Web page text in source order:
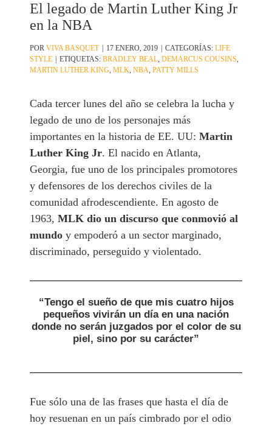
El legado de Martin Luther King Jr
en la NBA
PORVIVA BASQUET 17 ENERO, 2019 CATEGORÍAS:LIFE
STYLE
ETIQUETAS:BRADLEY BEAL,DEMARCUS COUSINS,
MARTIN LUTHER KING,MLK,NBA,PATTY MILLS
Cada tercer lunes del año se celebra la lucha y
legado de uno de los personajes más
importantes en la historia de EE. UU:Martin
Luther King Jr. El nacido en Atlanta,
Georgia, fue uno de los principales promotores
y defensores de los derechos civiles de la
comunidad afrodescendiente. En agosto de
1963,MLK dio un discurso que conmovió al
mundo y empoderó a un sector marginado,
discriminado, perseguido y violentado.
“Tengo el sueño de que mis cuatro hijos
pequeños vivirán un día en una nación
donde no serán juzgados por el color de su
piel, sino por su carácter”
Fue sólo una de las frases que hasta el día de
hoy resuenan en un país cimbrado por el odio